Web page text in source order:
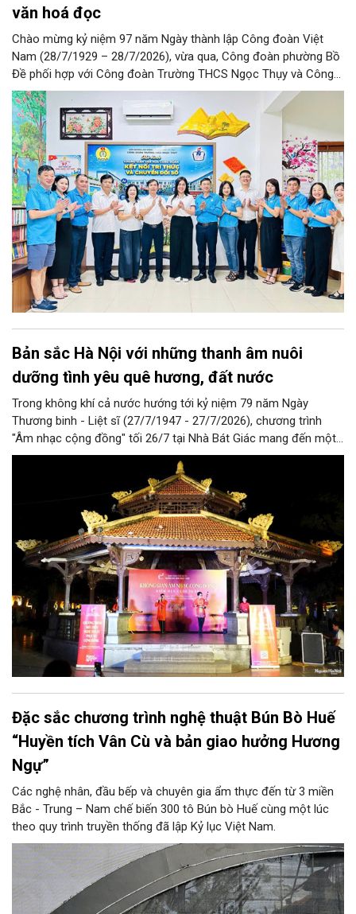
văn hoá đọc
Chào mừng kỷ niệm 97 năm Ngày thành lập Công đoàn Việt
Nam (28/7/1929 – 28/7/2026), vừa qua, Công đoàn phường Bồ
Đề phối hợp với Công đoàn Trường THCS Ngọc Thụy và Công
đoàn Trường Tiểu học Ái Mộ B tổ chức Lễ ra mắt Mô hình
“Không gian văn hóa công đoàn”.
Bản sắc Hà Nội với những thanh âm nuôi
dưỡng tình yêu quê hương, đất nước
Trong không khí cả nước hướng tới kỷ niệm 79 năm Ngày
Thương binh - Liệt sĩ (27/7/1947 - 27/7/2026), chương trình
"Âm nhạc cộng đồng" tối 26/7 tại Nhà Bát Giác mang đến một
đêm biểu diễn giàu ý nghĩa với những ca khúc về quê hương,
đất nước, hòa bình và khát vọng tuổi trẻ. Không chỉ đáp ứng
nhu cầu thưởng thức nghệ thuật của người dân, chương trình
còn góp phần lan tỏa truyền thống yêu nước, lòng biết ơn các
thế hệ cha anh đã hy sinh vì độc lập, tự do của dân tộc.
Đặc sắc chương trình nghệ thuật Bún Bò Huế
“Huyền tích Vân Cù và bản giao hưởng Hương
Ngự”
Các nghệ nhân, đầu bếp và chuyên gia ẩm thực đến từ 3 miền
Bắc - Trung – Nam chế biến 300 tô Bún bò Huế cùng một lúc
theo quy trình truyền thống đã lập Kỷ lục Việt Nam.